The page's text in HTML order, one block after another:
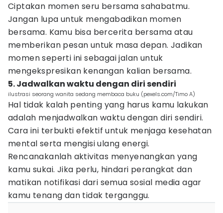
Ciptakan momen seru bersama sahabatmu.
Jangan lupa untuk mengabadikan momen
bersama. Kamu bisa bercerita bersama atau
memberikan pesan untuk masa depan. Jadikan
momen seperti ini sebagai jalan untuk
mengekspresikan kenangan kalian bersama.
5. Jadwalkan waktu dengan diri sendiri
ilustrasi seorang wanita sedang membaca buku (pexels.com/Timo A)
Hal tidak kalah penting yang harus kamu lakukan
adalah menjadwalkan waktu dengan diri sendiri.
Cara ini terbukti efektif untuk menjaga kesehatan
mental serta mengisi ulang energi.
Rencanakanlah aktivitas menyenangkan yang
kamu sukai. Jika perlu, hindari perangkat dan
matikan notifikasi dari semua sosial media agar
kamu tenang dan tidak terganggu.